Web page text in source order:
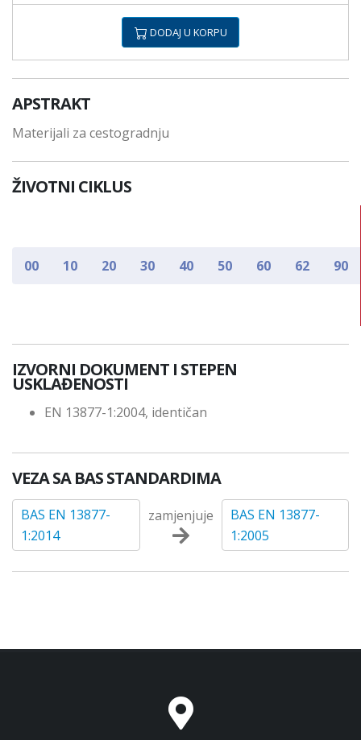
DODAJ U KORPU
APSTRAKT
Materijali za cestogradnju
ŽIVOTNI CIKLUS
00 10 20 30 40 50 60 62 90
IZVORNI DOKUMENT I STEPEN
USKLAĐENOSTI
EN 13877-1:2004, identičan
VEZA SA BAS STANDARDIMA
BAS EN 13877-
1:2014
zamjenjuje
BAS EN 13877-
1:2005